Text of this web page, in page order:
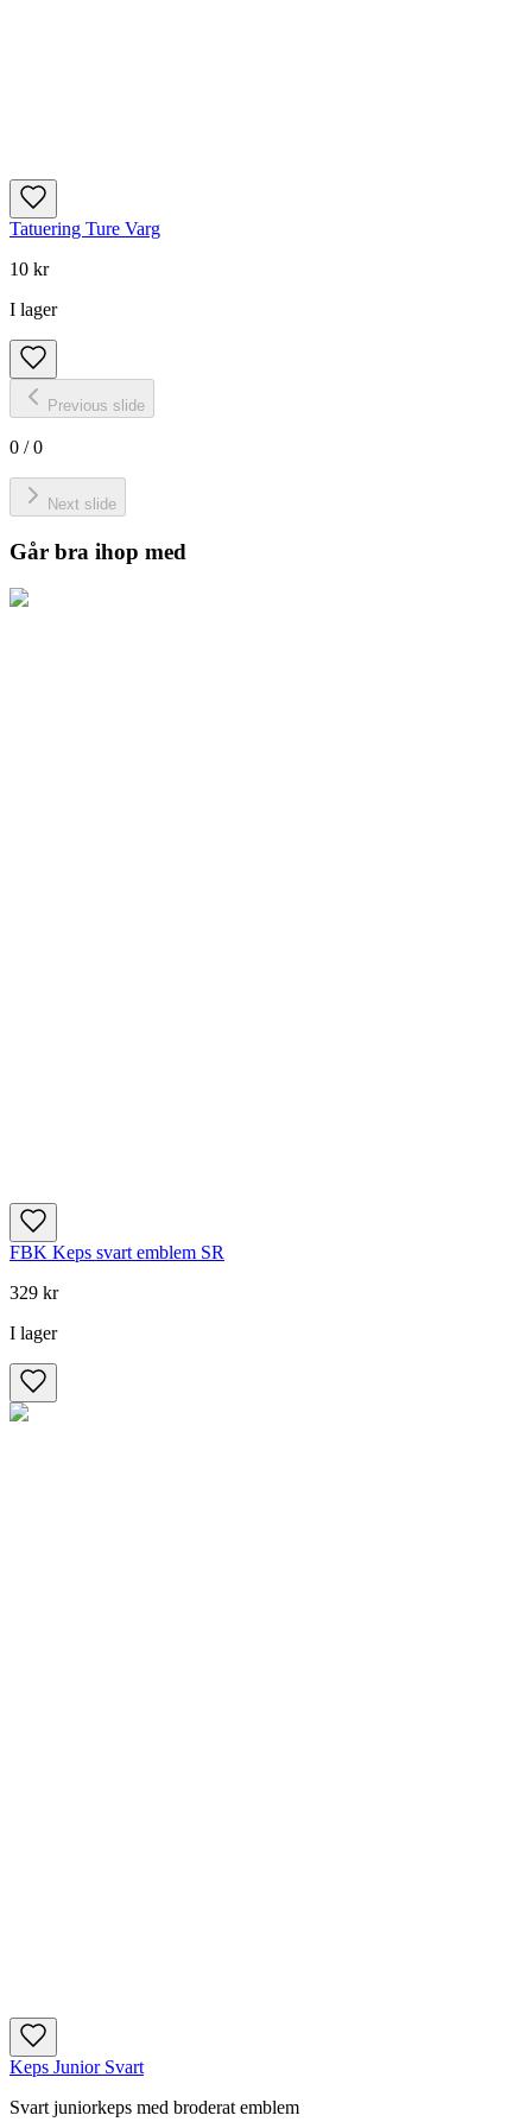
Tatuering Ture Varg
10 kr
I lager
Previous slide
0 /0
Next slide
Går bra ihop med
FBK Keps svart emblem SR
329 kr
I lager
Keps Junior Svart
Svart juniorkeps med broderat emblem